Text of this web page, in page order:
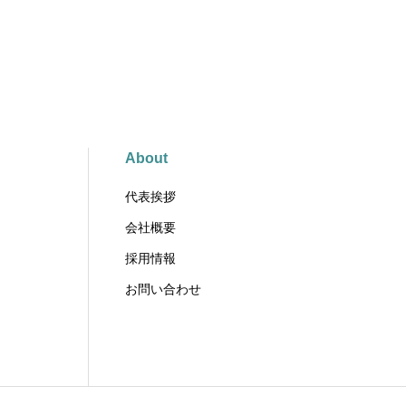
About
代表挨拶
会社概要
採用情報
お問い合わせ